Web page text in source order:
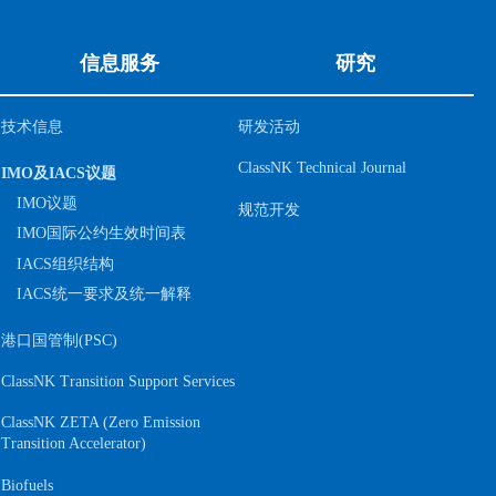
信息服务
技术信息
IMO及IACS议题
IMO议题
IMO国际公约生效时间表
IACS组织结构
IACS统一要求及统一解释
港口国管制(PSC)
ClassNK Transition Support Services
ClassNK ZETA (Zero Emission
Transition Accelerator)
Biofuels
研究
研发活动
ClassNK Technical Journal
规范开发